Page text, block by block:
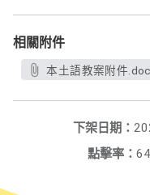
相關附件
本土語教案附件
下架日期：
點擊率：